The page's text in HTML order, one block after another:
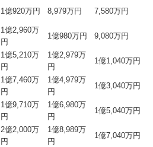
1億920万円 8,979万円 7,580万円
1億2,960万
円
1億980万円 9,080万円
1億5,210万
円
1億2,979万
円
1億1,040万円
1億7,460万
円
1億4,979万
円
1億3,040万円
1億9,710万
円
1億6,980万
円
1億5,040万円
2億2,000万
円
1億8,989万
円
1億7,040万円